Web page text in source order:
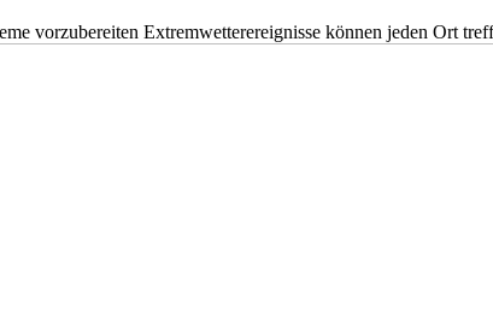
vorzubereiten Extremwetterereignisse können jeden Ort